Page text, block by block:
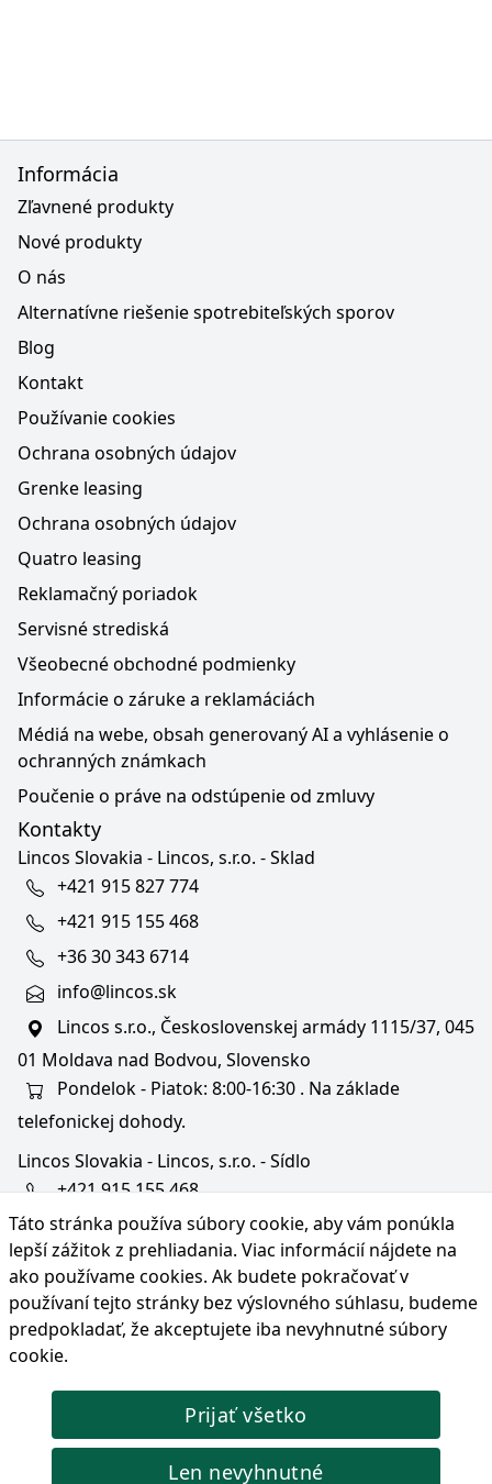
Táto stránka používa súbory cookie, aby vám ponúkla
lepší zážitok z prehliadania. Viac informácií nájdete na
ako používame cookies. Ak budete pokračovať v
používaní tejto stránky bez výslovného súhlasu, budeme
predpokladať, že akceptujete iba nevyhnutné súbory
cookie.
Prijať všetko
Len nevyhnutné
Informácia
Zľavnené produkty
Nové produkty
O nás
Alternatívne riešenie spotrebiteľských sporov
Blog
Kontakt
Používanie cookies
Ochrana osobných údajov
Grenke leasing
Ochrana osobných údajov
Quatro leasing
Reklamačný poriadok
Servisné strediská
Všeobecné obchodné podmienky
Informácie o záruke a reklamáciách
Médiá na webe, obsah generovaný AI a vyhlásenie o
ochranných známkach
Poučenie o práve na odstúpenie od zmluvy
Kontakty
Lincos Slovakia - Lincos, s.r.o. - Sklad
+421 915 827 774
+421 915 155 468
+36 30 343 6714
info@lincos.sk
Lincos s.r.o., Československej armády 1115/37, 045
01 Moldava nad Bodvou, Slovensko
Pondelok - Piatok: 8:00-16:30 . Na základe
telefonickej dohody.
Lincos Slovakia - Lincos, s.r.o. - Sídlo
+421 915 155 468
+36/30 343 6714
bratislava@lincos.sk
Lincos s.r.o., Rustaveliho 4, 831 06 Bratislava - m. č.
Rača, Slovensko
Iba sídlo firmy
© Copyright 2026 Lincos s.r.o., všetky práva vyhradené.